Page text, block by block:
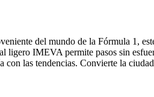
del mundo de la Fórmula 1,
IMEVA permite pasos sin
las tendencias. Convierte la